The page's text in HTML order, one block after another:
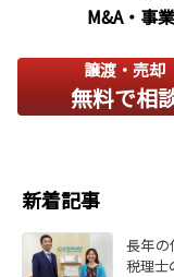
M&A・事
譲渡・売却
無料で相
新着記事
長年の
税理士